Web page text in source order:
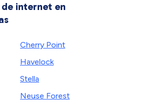
internet en
Cherry Point
Havelock
Stella
Neuse Forest